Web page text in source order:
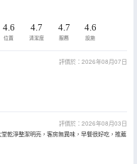
4.6
位置
4.7
清潔度
4.7
服務
4.6
設施
評價於：2026年08月07日
評價於：2026年08月03日
乾淨整潔明亮，客房無異味，早餐很好吃，推薦